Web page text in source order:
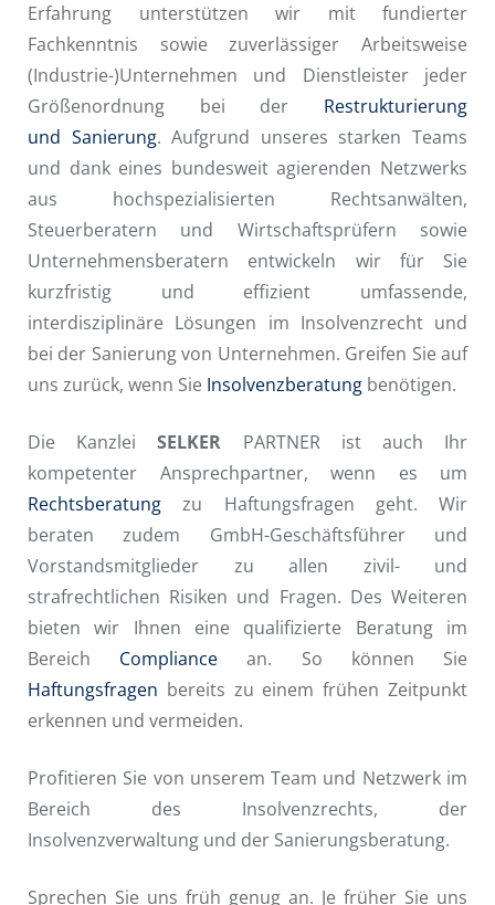
Erfahrung unterstützen wir mit fundierter
Fachkenntnis sowie zuverlässiger Arbeitsweise
(Industrie-)Unternehmen und Dienstleister jeder
Größenordnung bei der Restrukturierung
und Sanierung. Aufgrund unseres starken Teams
und dank eines bundesweit agierenden Netzwerks
aus hochspezialisierten Rechtsanwälten,
Steuerberatern und Wirtschaftsprüfern sowie
Unternehmensberatern entwickeln wir für Sie
kurzfristig und effizient umfassende,
interdisziplinäre Lösungen im Insolvenzrecht und
bei der Sanierung von Unternehmen. Greifen Sie auf
uns zurück, wenn Sie Insolvenzberatung benötigen.
Die KanzleiSELKER PARTNER ist auch Ihr
kompetenter Ansprechpartner, wenn es um
Rechtsberatung zu Haftungsfragen geht. Wir
beraten zudem GmbH-Geschäftsführer und
Vorstandsmitglieder zu allen zivil- und
strafrechtlichen Risiken und Fragen. Des Weiteren
bieten wir Ihnen eine qualifizierte Beratung im
Bereich Compliancean. So können Sie
Haftungsfragen bereits zu einem frühen Zeitpunkt
erkennen und vermeiden.
Profitieren Sie von unserem Team und Netzwerk im
Bereich des Insolvenzrechts, der
Insolvenzverwaltung und der Sanierungsberatung.
Sprechen Sie uns früh genug an. Je früher Sie uns